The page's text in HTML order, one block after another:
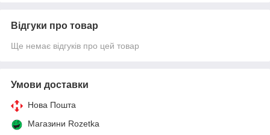
Відгуки про товар
Ще немає відгуків про цей товар
Умови доставки
Нова Пошта
Магазини Rozetka